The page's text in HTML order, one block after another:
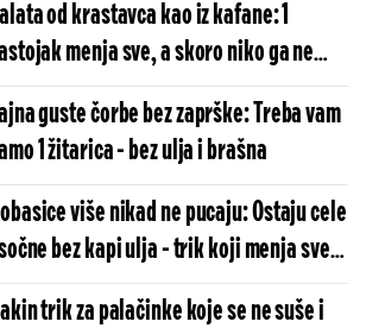
od krastavca kao iz kafane: 1
menja sve, a skoro niko ga ne
guste čorbe bez zaprške: Treba vam
1 žitarica - bez ulja i brašna
više nikad ne pucaju: Ostaju cele
bez kapi ulja - trik koji menja sve
prženja
trik za palačinke koje se ne suše i